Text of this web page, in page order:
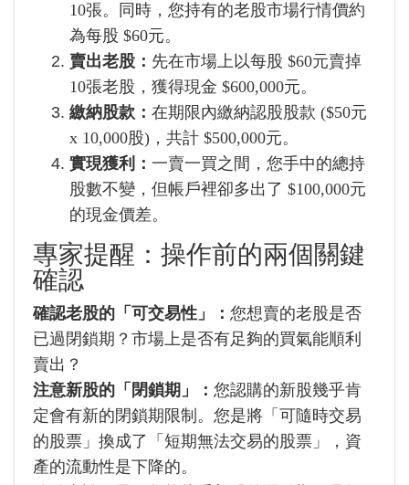
10張。同時，您持有的老股市場行情價約
為每股 $60元。
賣出老股： 先在市場上以每股 $60元賣掉
10張老股，獲得現金 $600,000元。
繳納股款： 在期限內繳納認股股款 ($50元
x 10,000股)，共計 $500,000元。
實現獲利： 一賣一買之間，您手中的總持
股數不變，但帳戶裡卻多出了 $100,000元
的現金價差。
專家提醒：操作前的兩個關鍵
確認
確認老股的「可交易性」： 您想賣的老股是否
已過閉鎖期？市場上是否有足夠的買氣能順利
賣出？
注意新股的「閉鎖期」： 您認購的新股幾乎肯
定會有新的閉鎖期限制。您是將「可隨時交易
的股票」換成了「短期無法交易的股票」，資
產的流動性是下降的。